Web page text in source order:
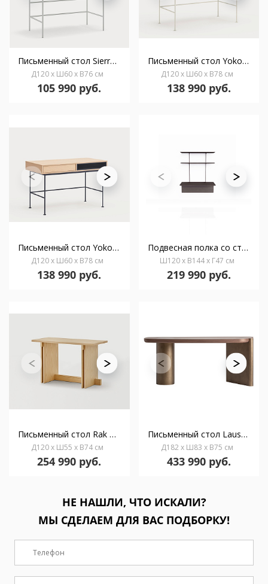
Письменный стол Sierra 2Dr светло-серый
Д120 x Ш60 x В76 см
105 990 руб.
Письменный стол Yoko 1Dr шпон дуба с кремовыми ножками
Д120 x Ш60 x В78 см
138 990 руб.
Письменный стол Yoko 1Dr шпон дуба с антрацитовыми ножками
Д120 x Ш60 x В78 см
138 990 руб.
Подвесная полка со столом Team 120 cm
Ш120 x В144 x Г47 см
219 990 руб.
Письменный стол Rak натуральный ясень
Д120 x Ш55 x В74 см
254 990 руб.
Письменный стол Lausanne
Д182 x Ш83 x В75 см
433 990 руб.
НЕ НАШЛИ, ЧТО ИСКАЛИ?
МЫ СДЕЛАЕМ ДЛЯ ВАС ПОДБОРКУ!